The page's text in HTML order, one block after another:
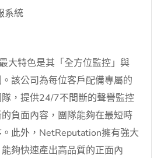
系統
大特色是其「全方位監控」與
。該公司為每位客戶配備專屬的
，提供24/7不間斷的聲譽監控
負面內容，團隊能夠在最短時
此外，NetReputation擁有強大
夠快速產出高品質的正面內